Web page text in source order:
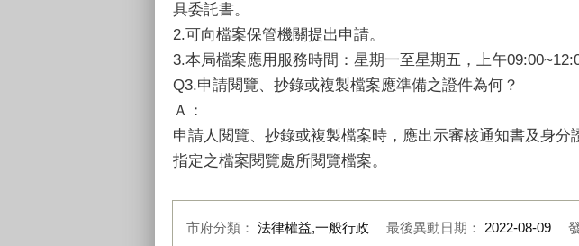
具委託書。
2.可向檔案保管機關提出申請。
3.本局檔案應用服務時間：星期一至星期五，上午
Q3.申請閱覽、抄錄或複製檔案應準備之證件為何？
Ａ：
申請人閱覽、抄錄或複製檔案時，應出示審核通知書及身
指定之檔案閱覽處所閱覽檔案。
市府分類： 法律權益,一般行政 最後異動日期： 2022-08-09